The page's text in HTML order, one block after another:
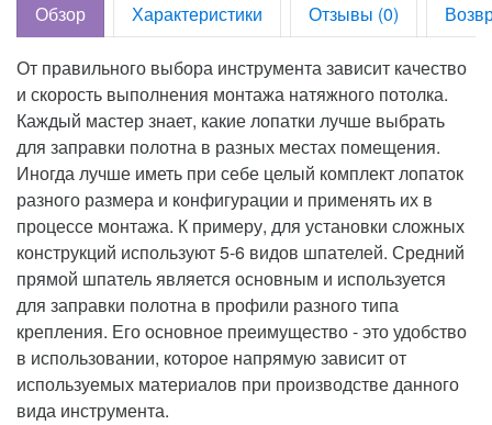
Обзор Характеристики Отзывы (0)
От правильного выбора инструмента зависит качество
и скорость выполнения монтажа натяжного потолка.
Каждый мастер знает, какие лопатки лучше выбрать
для заправки полотна в разных местах помещения.
Иногда лучше иметь при себе целый комплект лопаток
разного размера и конфигурации и применять их в
процессе монтажа. К примеру, для установки сложных
конструкций используют 5-6 видов шпателей. Средний
прямой шпатель является основным и используется
для заправки полотна в профили разного типа
крепления. Его основное преимущество - это удобство
в использовании, которое напрямую зависит от
используемых материалов при производстве данного
вида инструмента.